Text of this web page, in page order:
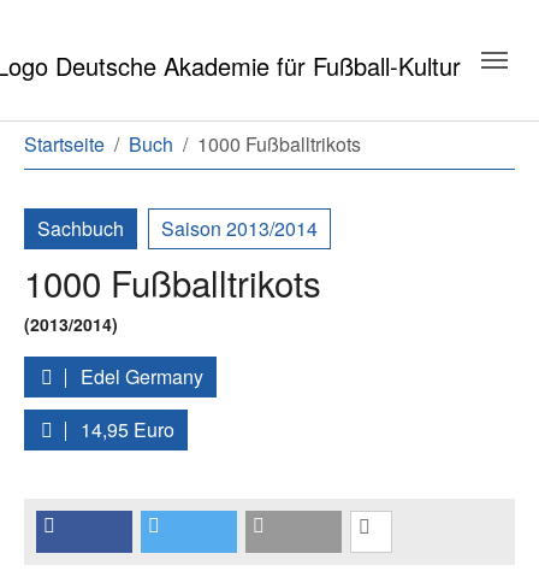
Sie sind hier:
Startseite Buch 1000 Fußballtrikots
Sachbuch Saison 2013/2014
1000 Fußballtrikots
(2013/2014)
Edel Germany
14,95 Euro